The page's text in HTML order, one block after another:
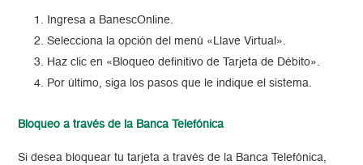
Ingresa a BanescOnline.
Selecciona la opción del menú «Llave Virtual».
Haz clic en «Bloqueo definitivo de Tarjeta de Débito».
Por último, siga los pasos que le indique el sistema.
Bloqueo a través de la Banca Telefónica
Si desea bloquear tu tarjeta a través de la Banca Telefónica,